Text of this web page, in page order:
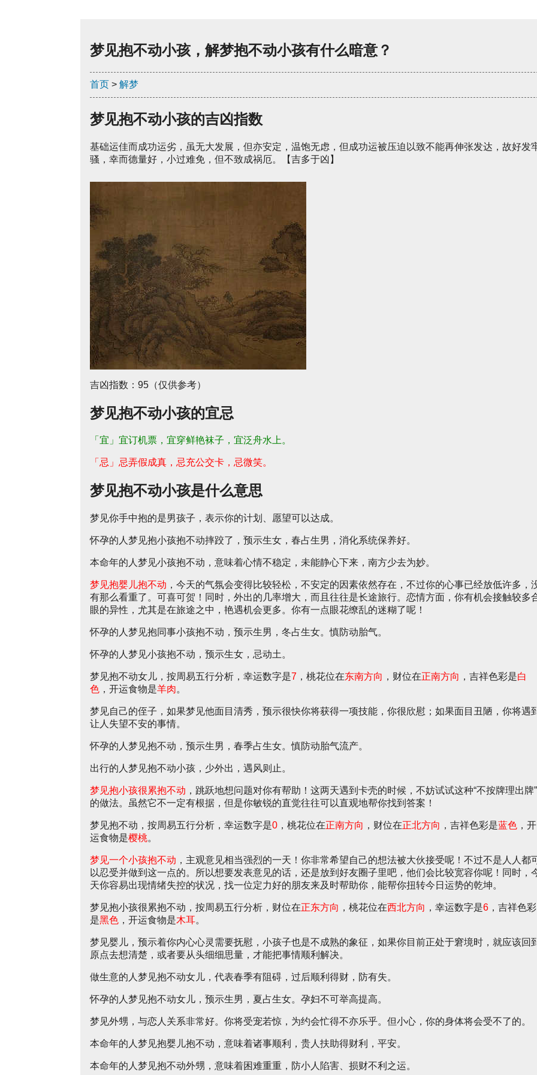
梦见抱不动小孩，解梦抱不动小孩有什么暗意？
首页 > 解梦
梦见抱不动小孩的吉凶指数
基础运佳而成功运劣，虽无大发展，但亦安定，温饱无虑，但成功运被压迫以致不能再伸张发达，故好发
骚，幸而德量好，小过难免，但不致成祸厄。【吉多于凶】
吉凶指数：95（仅供参考）
梦见抱不动小孩的宜忌
「宜」宜订机票，宜穿鲜艳袜子，宜泛舟水上。
「忌」忌弄假成真，忌充公交卡，忌微笑。
梦见抱不动小孩是什么意思
梦见你手中抱的是男孩子，表示你的计划、愿望可以达成。
怀孕的人梦见抱小孩抱不动摔跤了，预示生女，春占生男，消化系统保养好。
本命年的人梦见小孩抱不动，意味着心情不稳定，未能静心下来，南方少去为妙。
梦见抱婴儿抱不动 ，今天的气氛会变得比较轻松，不安定的因素依然存在，不过你的心事已经放低许多，
有那么看重了。可喜可贺！同时，外出的几率增大，而且往往是长途旅行。恋情方面，你有机会接触较多
眼的异性，尤其是在旅途之中，艳遇机会更多。你有一点眼花缭乱的迷糊了呢！
怀孕的人梦见抱同事小孩抱不动，预示生男，冬占生女。慎防动胎气。
怀孕的人梦见小孩抱不动，预示生女，忌动土。
梦见抱不动女儿，按周易五行分析，幸运数字是7 ，桃花位在东南方向 ，财位在正南方向 ，吉祥色彩是白
色 ，开运食物是羊肉。
梦见自己的侄子，如果梦见他面目清秀，预示很快你将获得一项技能，你很欣慰；如果面目丑陋，你将遇
让人失望不安的事情。
怀孕的人梦见抱不动，预示生男，春季占生女。慎防动胎气流产。
出行的人梦见抱不动小孩，少外出，遇风则止。
梦见抱小孩很累抱不动 ，跳跃地想问题对你有帮助！这两天遇到卡壳的时候，不妨试试这种“不按牌理出牌”
的做法。虽然它不一定有根据，但是你敏锐的直觉往往可以直观地帮你找到答案！
梦见抱不动，按周易五行分析，幸运数字是0 ，桃花位在正南方向 ，财位在正北方向 ，吉祥色彩是蓝色 ，开
运食物是樱桃。
梦见一个小孩抱不动 ，主观意见相当强烈的一天！你非常希望自己的想法被大伙接受呢！不过不是人人都
以忍受并做到这一点的。所以想要发表意见的话，还是放到好友圈子里吧，他们会比较宽容你呢！同时，
天你容易出现情绪失控的状况，找一位定力好的朋友来及时帮助你，能帮你扭转今日运势的乾坤。
梦见抱小孩很累抱不动，按周易五行分析，财位在正东方向 ，桃花位在西北方向 ，幸运数字是6 ，吉祥色彩
是黑色 ，开运食物是木耳。
梦见婴儿，预示着你内心心灵需要抚慰，小孩子也是不成熟的象征，如果你目前正处于窘境时，就应该回
原点去想清楚，或者要从头细细思量，才能把事情顺利解决。
做生意的人梦见抱不动女儿，代表春季有阻碍，过后顺利得财，防有失。
怀孕的人梦见抱不动女儿，预示生男，夏占生女。孕妇不可举高提高。
梦见外甥，与恋人关系非常好。你将受宠若惊，为约会忙得不亦乐乎。但小心，你的身体将会受不了的。
本命年的人梦见抱婴儿抱不动，意味着诸事顺利，贵人扶助得财利，平安。
本命年的人梦见抱不动外甥，意味着困难重重，防小人陷害、损财不利之运。